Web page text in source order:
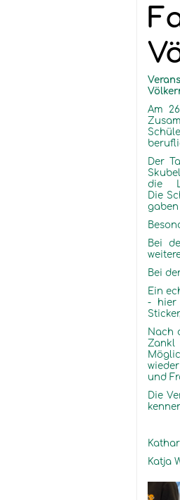
Am
Der
die
Die
Bei
Bei
Ein
- hier
Nach
und
Die
Katja